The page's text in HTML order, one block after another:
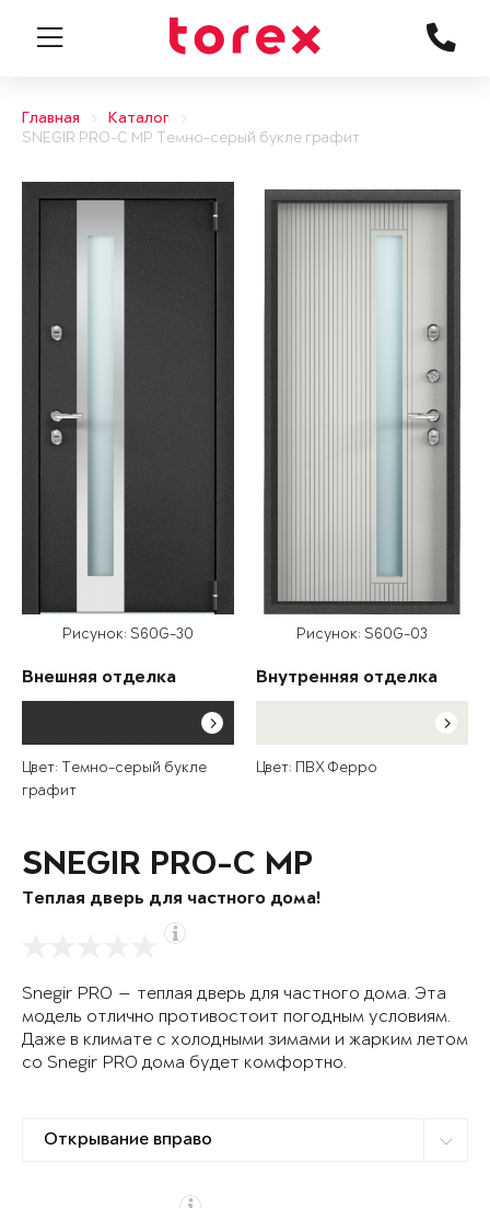
Главная
Каталог
SNEGIR PRO-C MP Темно-серый букле графит
Рисунок: S60G-30
Внешняя отделка
Цвет: Темно-серый букле
графит
Рисунок: S60G-03
Внутренняя отделка
Цвет: ПВХ Ферро
SNEGIR PRO-C MP
Теплая дверь для частного дома!
Snegir PRO — теплая дверь для частного дома. Эта
модель отлично противостоит погодным условиям.
Даже в климате с холодными зимами и жарким летом
со Snegir PRO дома будет комфортно.